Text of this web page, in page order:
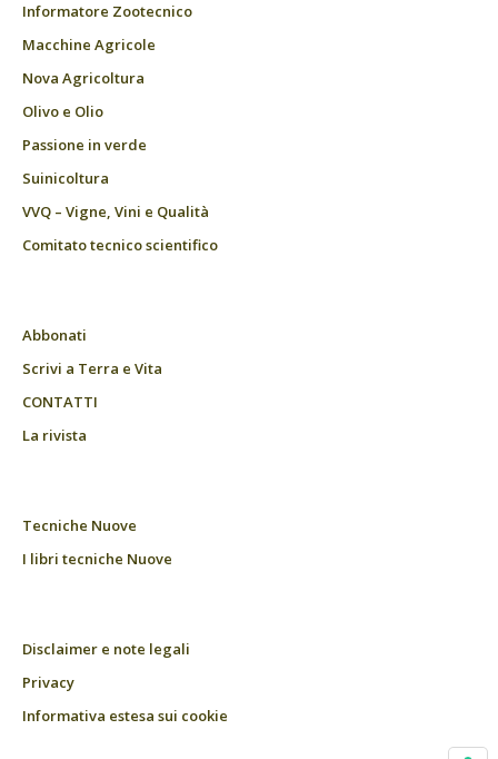
Informatore Zootecnico
Macchine Agricole
Nova Agricoltura
Olivo e Olio
Passione in verde
Suinicoltura
VVQ – Vigne, Vini e Qualità
Comitato tecnico scientifico
Abbonati
Scrivi a Terra e Vita
CONTATTI
La rivista
Tecniche Nuove
I libri tecniche Nuove
Disclaimer e note legali
Privacy
Informativa estesa sui cookie